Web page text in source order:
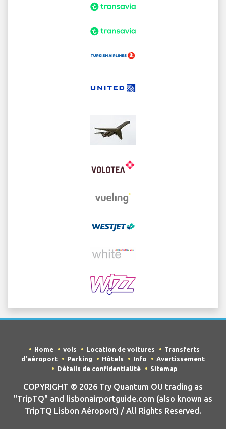
Home vols Location de voitures
Transferts
d'aéroport
Parking Hôtels Info
Avertissement
Détails de confidentialité
Sitemap
COPYRIGHT © 2026 Try Quantum OU trading as
"TripTQ" and lisbonairportguide.com (also known as
TripTQ Lisbon Aéroport) / All Rights Reserved.